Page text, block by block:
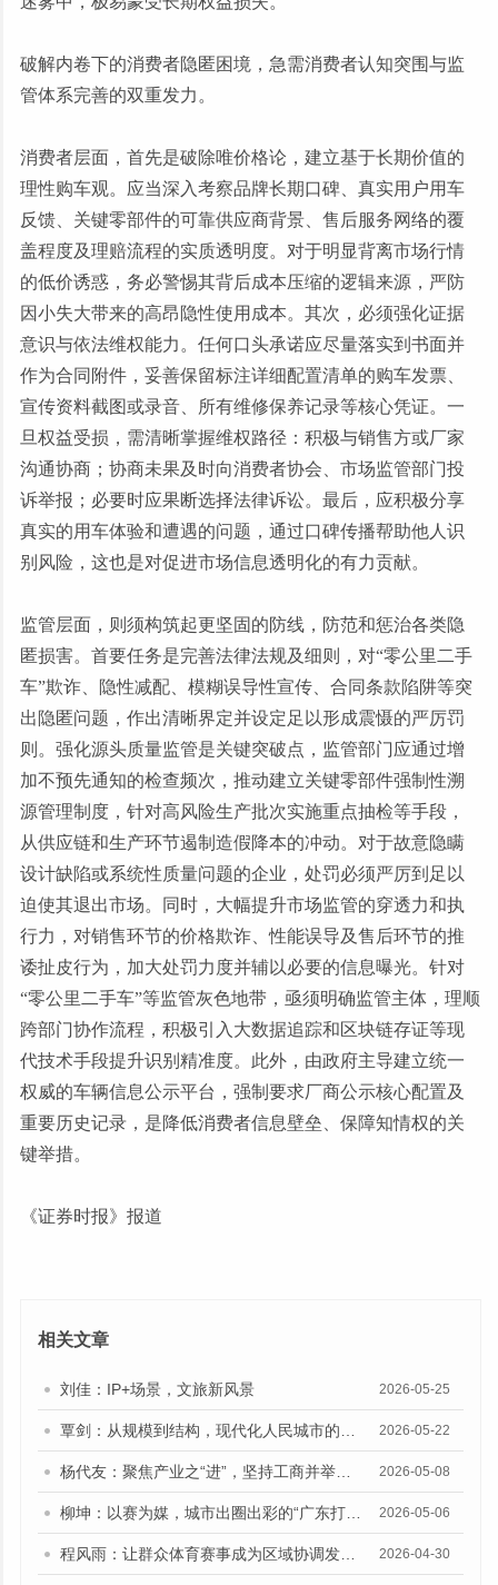
破解内卷下的消费者隐匿困境，急需消费者认知突围与监
管体系完善的双重发力。
消费者层面，首先是破除唯价格论，建立基于长期价值的
理性购车观。应当深入考察品牌长期口碑、真实用户用车
反馈、关键零部件的可靠供应商背景、售后服务网络的覆
盖程度及理赔流程的实质透明度。对于明显背离市场行情
的低价诱惑，务必警惕其背后成本压缩的逻辑来源，严防
因小失大带来的高昂隐性使用成本。其次，必须强化证据
意识与依法维权能力。任何口头承诺应尽量落实到书面并
作为合同附件，妥善保留标注详细配置清单的购车发票、
宣传资料截图或录音、所有维修保养记录等核心凭证。一
旦权益受损，需清晰掌握维权路径：积极与销售方或厂家
沟通协商；协商未果及时向消费者协会、市场监管部门投
诉举报；必要时应果断选择法律诉讼。最后，应积极分享
真实的用车体验和遭遇的问题，通过口碑传播帮助他人识
别风险，这也是对促进市场信息透明化的有力贡献。
监管层面，则须构筑起更坚固的防线，防范和惩治各类隐
匿损害。首要任务是完善法律法规及细则，对“零公里二手
车”欺诈、隐性减配、模糊误导性宣传、合同条款陷阱等突
出隐匿问题，作出清晰界定并设定足以形成震慑的严厉罚
则。强化源头质量监管是关键突破点，监管部门应通过增
加不预先通知的检查频次，推动建立关键零部件强制性溯
源管理制度，针对高风险生产批次实施重点抽检等手段，
从供应链和生产环节遏制造假降本的冲动。对于故意隐瞒
设计缺陷或系统性质量问题的企业，处罚必须严厉到足以
迫使其退出市场。同时，大幅提升市场监管的穿透力和执
行力，对销售环节的价格欺诈、性能误导及售后环节的推
诿扯皮行为，加大处罚力度并辅以必要的信息曝光。针对
“零公里二手车”等监管灰色地带，亟须明确监管主体，理顺
跨部门协作流程，积极引入大数据追踪和区块链存证等现
代技术手段提升识别精准度。此外，由政府主导建立统一
权威的车辆信息公示平台，强制要求厂商公示核心配置及
重要历史记录，是降低消费者信息壁垒、保障知情权的关
键举措。
《证券时报》报道
相关文章
刘佳：IP+场景，文旅新风景 2026-05-25
2026-05-22
2026-05-08
2026-05-06
2026-04-30